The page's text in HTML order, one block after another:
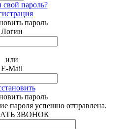
свой пароль?
пароль
Логин
или
E-Mail
пароль
пароля успешно отправлена.
ЗВОНОК